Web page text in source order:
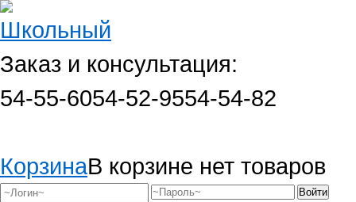
Заказ и консультация:
54-55-6054-52-9554-54-82
КорзинаВ корзине нет товаров